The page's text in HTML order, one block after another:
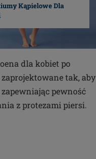
Kąpielowe Dla
dla kobiet po
tak, aby
pewność
z protezami piersi.